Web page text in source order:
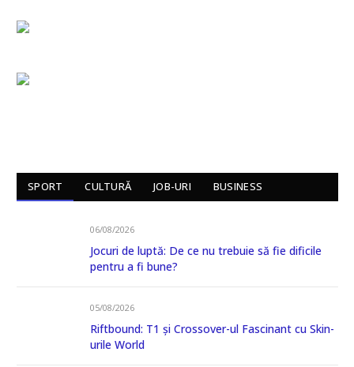
SPORT CULTURĂ JOB-URI BUSINESS
06/08/2026
Jocuri de luptă: De ce nu trebuie să fie dificile
pentru a fi bune?
05/08/2026
Riftbound: T1 și Crossover-ul Fascinant cu Skin-
urile World